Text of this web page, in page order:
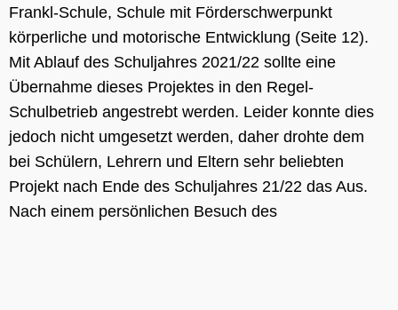
Frankl-Schule, Schule mit Förderschwerpunkt
körperliche und motorische Entwicklung (Seite 12).
Mit Ablauf des Schuljahres 2021/22 sollte eine
Übernahme dieses Projektes in den Regel-
Schulbetrieb angestrebt werden. Leider konnte dies
jedoch nicht umgesetzt werden, daher drohte dem
bei Schülern, Lehrern und Eltern sehr beliebten
Projekt nach Ende des Schuljahres 21/22 das Aus.
Nach einem persönlichen Besuch des